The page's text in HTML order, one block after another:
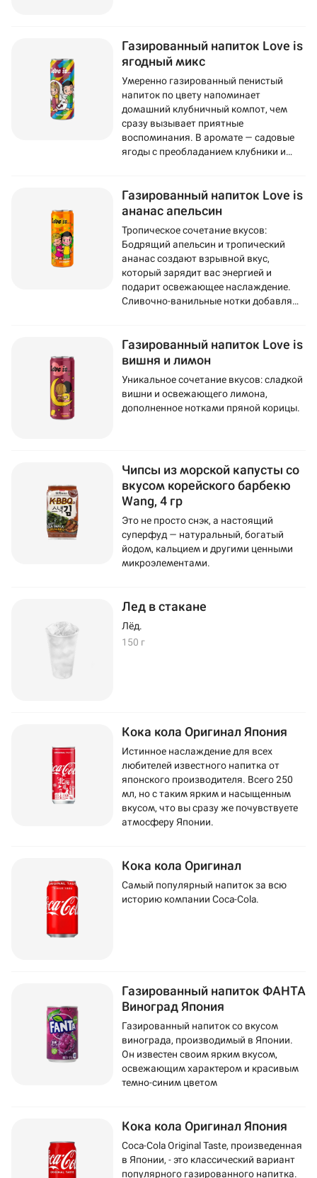
Газированный напиток Love is
ягодный микс
Умеренно газированный пенистый
напиток по цвету напоминает
домашний клубничный компот, чем
сразу вызывает приятные
воспоминания. В аромате — садовые
ягоды с преобладанием клубники и
популярную жвачку Love Is.
Газированный напиток Love is
ананас апельсин
Тропическое сочетание вкусов:
Бодрящий апельсин и тропический
ананас создают взрывной вкус,
который зарядит вас энергией и
подарит освежающее наслаждение.
Сливочно-ванильные нотки добавляют
Газированный напиток Love is
вишня и лимон
Уникальное сочетание вкусов: сладкой
вишни и освежающего лимона,
дополненное нотками пряной корицы.
Чипсы из морской капусты со
вкусом корейского барбекю
Wang, 4 гр
Это не просто снэк, а настоящий
суперфуд — натуральный, богатый
йодом, кальцием и другими ценными
микроэлементами.
Лед в стакане
Лёд.
150 г
Кока кола Оригинал Япония
Истинное наслаждение для всех
любителей известного напитка от
японского производителя. Всего 250
мл, но с таким ярким и насыщенным
вкусом, что вы сразу же почувствуете
атмосферу Японии.
Кока кола Оригинал
Самый популярный напиток за всю
историю компании Coca-Cola.
Газированный напиток ФАНТА
Виноград Япония
Газированный напиток со вкусом
винограда, производимый в Японии.
Он известен своим ярким вкусом,
освежающим характером и красивым
темно-синим цветом
Кока кола Оригинал Япония
Coca-Cola Original Taste, произведенная
в Японии, - это классический вариант
популярного газированного напитка.